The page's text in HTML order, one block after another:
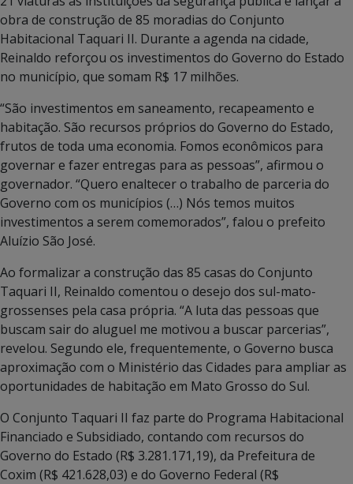
obra de construção de 85 moradias do Conjunto
Habitacional Taquari II. Durante a agenda na cidade,
Reinaldo reforçou os investimentos do Governo do Estado
no município, que somam R$ 17 milhões.
“São investimentos em saneamento, recapeamento e
habitação. São recursos próprios do Governo do Estado,
frutos de toda uma economia. Fomos econômicos para
governar e fazer entregas para as pessoas”, afirmou o
governador. “Quero enaltecer o trabalho de parceria do
Governo com os municípios (…) Nós temos muitos
investimentos a serem comemorados”, falou o prefeito
Aluízio São José.
Ao formalizar a construção das 85 casas do Conjunto
Taquari II, Reinaldo comentou o desejo dos sul-mato-
grossenses pela casa própria. “A luta das pessoas que
buscam sair do aluguel me motivou a buscar parcerias”,
revelou. Segundo ele, frequentemente, o Governo busca
aproximação com o Ministério das Cidades para ampliar as
oportunidades de habitação em Mato Grosso do Sul.
O Conjunto Taquari II faz parte do Programa Habitacional
Financiado e Subsidiado, contando com recursos do
Governo do Estado (R$ 3.281.171,19), da Prefeitura de
Coxim (R$ 421.628,03) e do Governo Federal (R$